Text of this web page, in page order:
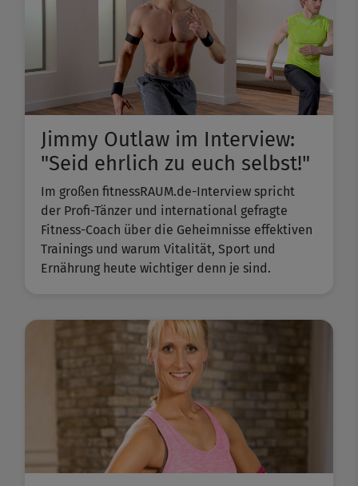
Jimmy Outlaw im Interview:
"Seid ehrlich zu euch selbst!"
Im großen fitnessRAUM.de-Interview spricht
der Profi-Tänzer und international gefragte
Fitness-Coach über die Geheimnisse effektiven
Trainings und warum Vitalität, Sport und
Ernährung heute wichtiger denn je sind.